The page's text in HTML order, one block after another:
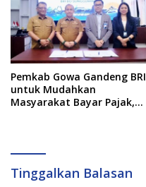
Pemkab Gowa Gandeng BRI
untuk Mudahkan
Masyarakat Bayar Pajak,
Tinggalkan Balasan